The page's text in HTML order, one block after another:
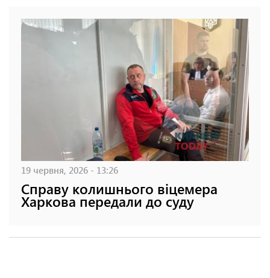
19 червня, 2026 - 13:26
Справу колишнього віцемера
Харкова передали до суду